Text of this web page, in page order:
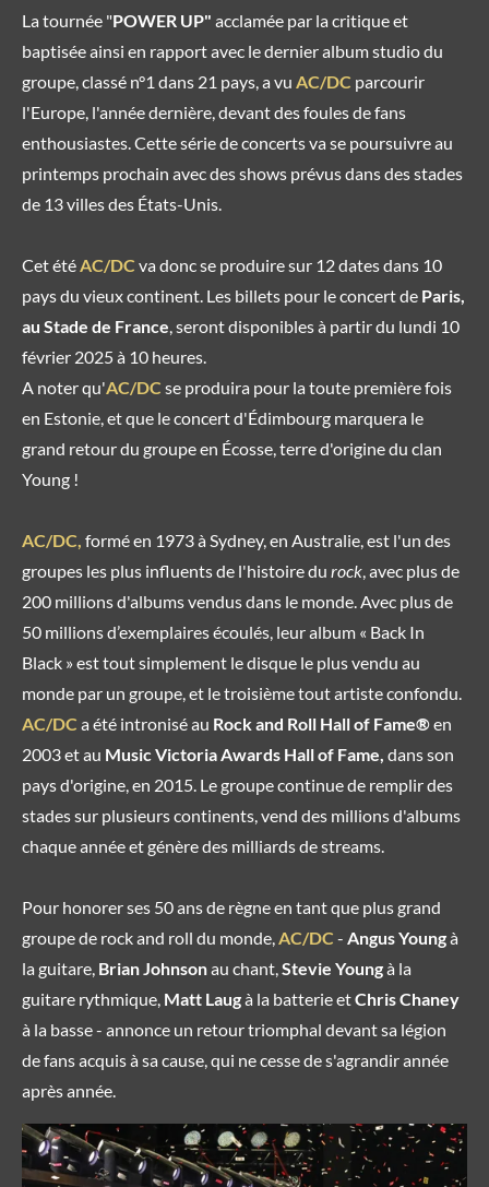
La tournée "POWER UP" acclamée par la critique et
baptisée ainsi en rapport avec le dernier album studio du
groupe, classé n°1 dans 21 pays, a vu AC/DC parcourir
l'Europe, l'année dernière, devant des foules de fans
enthousiastes. Cette série de concerts va se poursuivre au
printemps prochain avec des shows prévus dans des stades
de 13 villes des États-Unis.
Cet étéAC/DC va donc se produire sur 12 dates dans 10
pays du vieux continent. Les billets pour le concert de Paris,
au Stade de France, seront disponibles à partir du lundi 10
février 2025 à 10 heures.
A noter qu'AC/DC se produira pour la toute première fois
en Estonie, et que le concert d'Édimbourg marquera le
grand retour du groupe en Écosse, terre d'origine du clan
Young !
AC/DC, formé en 1973 à Sydney, en Australie, est l'un des
groupes les plus influents de l'histoire du rock, avec plus de
200 millions d'albums vendus dans le monde. Avec plus de
50 millions d’exemplaires écoulés, leur album « Back In
Black » est tout simplement le disque le plus vendu au
monde par un groupe, et le troisième tout artiste confondu.
AC/DC a été intronisé au Rock and Roll Hall of Fame®en
2003 et au Music Victoria Awards Hall of Fame, dans son
pays d'origine, en 2015. Le groupe continue de remplir des
stades sur plusieurs continents, vend des millions d'albums
chaque année et génère des milliards de streams.
Pour honorer ses 50 ans de règne en tant que plus grand
groupe de rock and roll du monde,AC/DC - Angus Youngà
la guitare, Brian Johnsonau chant,Stevie Youngà la
guitare rythmique, Matt Laugà la batterie etChris Chaney
à la basse - annonce un retour triomphal devant sa légion
de fans acquis à sa cause, qui ne cesse de s'agrandir année
après année.